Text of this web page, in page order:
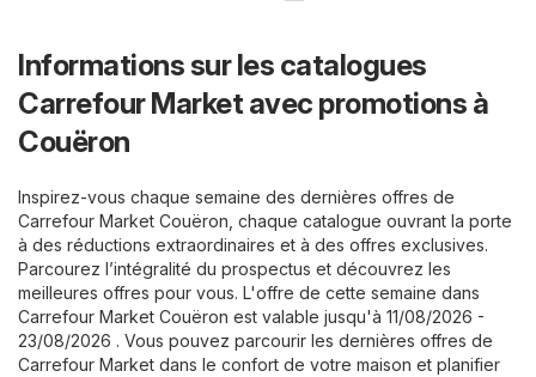
Informations sur les catalogues
Carrefour Market avec promotions à
Couëron
Inspirez-vous chaque semaine des dernières offres de
Carrefour Market Couëron, chaque catalogue ouvrant la porte
à des réductions extraordinaires et à des offres exclusives.
Parcourez l’intégralité du prospectus et découvrez les
meilleures offres pour vous. L'offre de cette semaine dans
Carrefour Market Couëron est valable jusqu'à 11/08/2026 -
23/08/2026 . Vous pouvez parcourir les dernières offres de
Carrefour Market dans le confort de votre maison et planifier